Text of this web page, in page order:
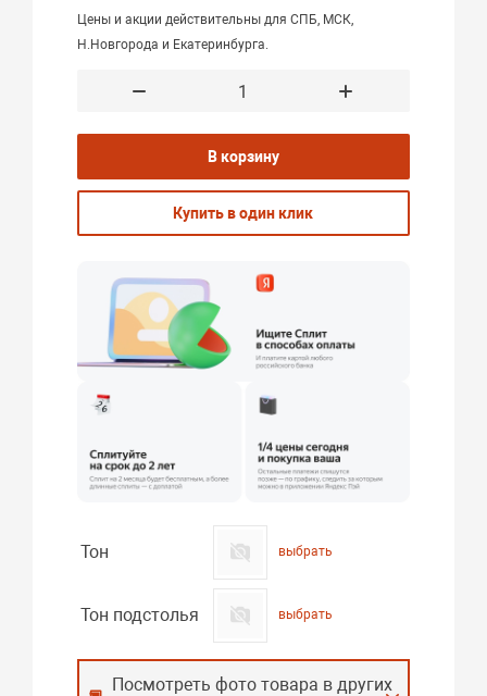
Цены и акции действительны для СПБ, МСК,
Н.Новгорода и Екатеринбурга.
В корзину
Купить в один клик
Тон выбрать
Тон подстолья выбрать
Посмотреть фото товара в других